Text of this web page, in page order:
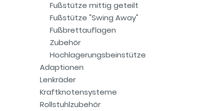
Fußstütze mittig geteilt
Fußstütze "Swing Away"
Fußbrettauflagen
Zubehör
Hochlagerungsbeinstütze
Adaptionen
Lenkräder
Kraftknotensysteme
Rollstuhlzubehör